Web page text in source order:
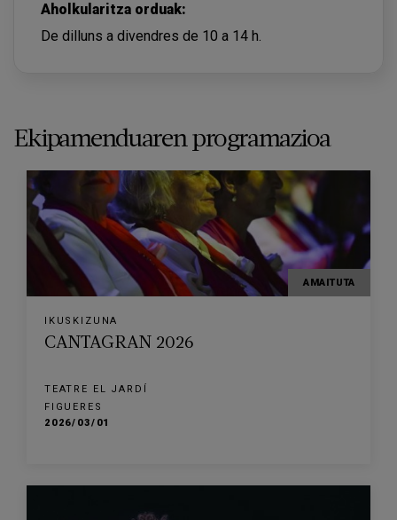
Aholkularitza orduak:
De dilluns a divendres de 10 a 14 h.
Ekipamenduaren programazioa
AMAITUTA
IKUSKIZUNA
CANTAGRAN 2026
TEATRE EL JARDÍ
FIGUERES
2026/03/01